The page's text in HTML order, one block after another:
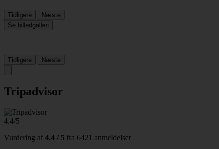
Tidligere
Næste
Se billedgalleri
Tidligere Næste
Tripadvisor
4.4/5
Vurdering af 4.4 / 5 fra 6421 anmeldelser